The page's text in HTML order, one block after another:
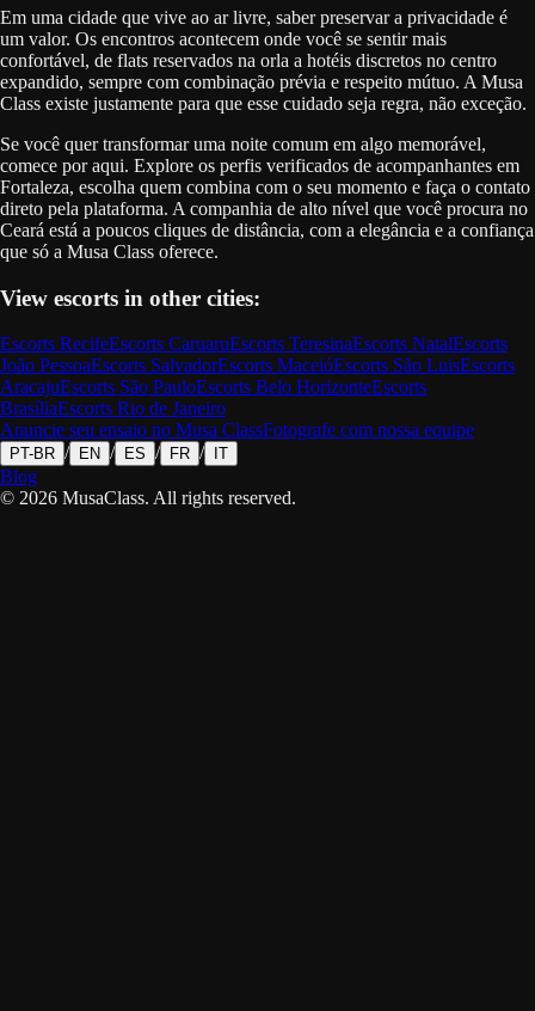
Em uma cidade que vive ao ar livre, saber preservar a privacidade é
um valor. Os encontros acontecem onde você se sentir mais
confortável, de flats reservados na orla a hotéis discretos no centro
expandido, sempre com combinação prévia e respeito mútuo. A Musa
Class existe justamente para que esse cuidado seja regra, não exceção.
Se você quer transformar uma noite comum em algo memorável,
comece por aqui. Explore os perfis verificados de acompanhantes em
Fortaleza, escolha quem combina com o seu momento e faça o contato
direto pela plataforma. A companhia de alto nível que você procura no
Ceará está a poucos cliques de distância, com a elegância e a confiança
que só a Musa Class oferece.
View escorts in other cities:
Escorts RecifeEscorts CaruaruEscorts TeresinaEscorts NatalEscorts
João PessoaEscorts SalvadorEscorts MaceióEscorts São LuisEscorts
AracajuEscorts São PauloEscorts Belo HorizonteEscorts
BrasíliaEscorts Rio de Janeiro
Anuncie seu ensaio no Musa ClassFotografe com nossa equipe
PT-BR / EN / ES / FR / IT
Blog
© 2026 MusaClass. All rights reserved.